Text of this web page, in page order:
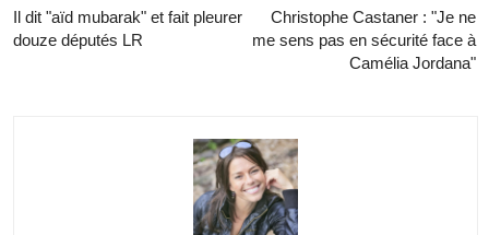
Il dit "aïd mubarak" et fait pleurer
douze députés LR
Christophe Castaner : "Je ne
me sens pas en sécurité face à
Camélia Jordana"